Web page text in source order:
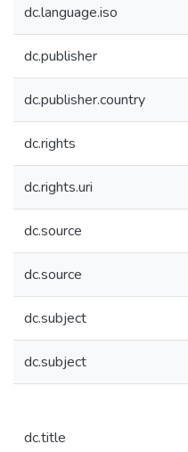
dc.language.iso
dc.publisher
dc.publisher.country
dc.rights
dc.rights.uri
dc.source
dc.source
dc.subject
dc.subject
dc.title